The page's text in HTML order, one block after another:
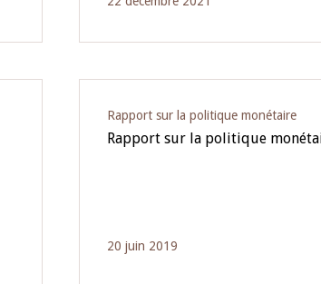
Rapport sur la politique monétaire
Rapport sur la politique
20 juin 2019